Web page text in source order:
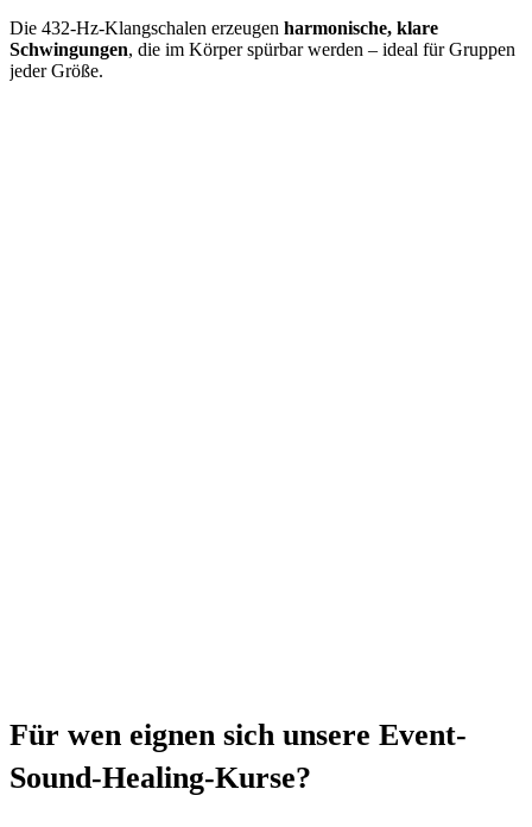
Die 432-Hz-Klangschalen erzeugen harmonische, klare
Schwingungen, die im Körper spürbar werden – ideal für Gruppen
jeder Größe.
Für wen eignen sich unsere Event-
Sound-Healing-Kurse?